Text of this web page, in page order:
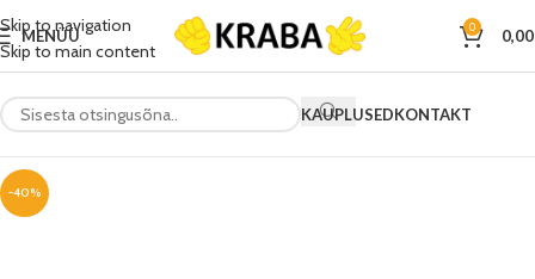
Skip to navigation
Skip to main content
MENÜÜ 0
KAUPLUSEDKONTAKT
-40%